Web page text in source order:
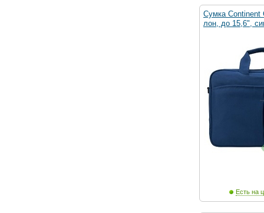
Сумка Continent
лон, до 15,6",
Есть на